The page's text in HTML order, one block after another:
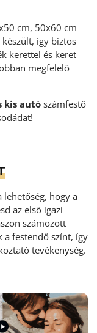
cm, 50x60 cm
így biztos
kerettel és keret
megfelelő
kis autószámfestő
lehetőség, hogy a
az első igazi
számozott
a festendő színt, így
tevékenység.